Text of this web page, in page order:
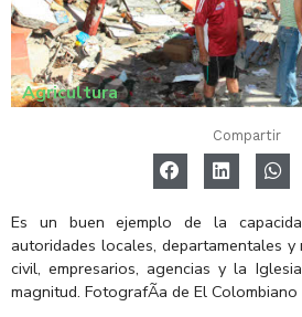
Agricultura
Compartir
Es un buen ejemplo de la
autoridades locales, departamentales y
civil, empresarios, agencias y la
magnitud. FotografÃ­a de El Colombiano